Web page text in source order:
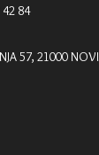
84
57, 21000 NOVI